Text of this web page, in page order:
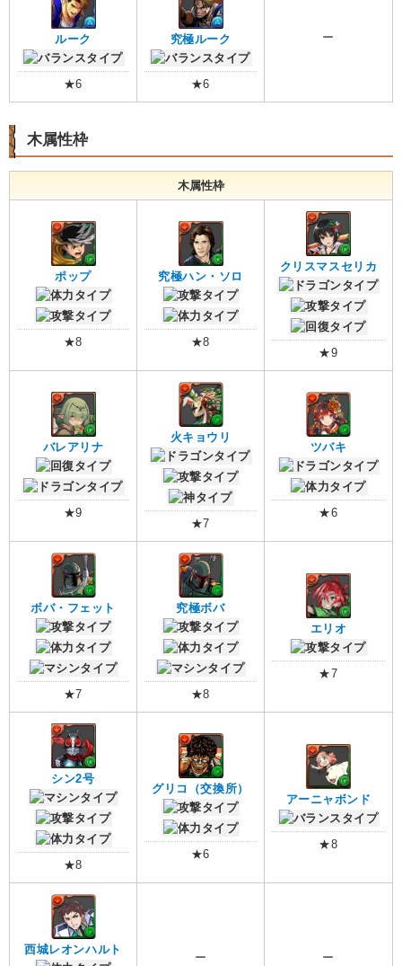
ルーク
★6
究極ルーク
★6
ー
木属性枠
木属性枠
ポップ
★8
究極ハン・ソロ
★8
クリスマスセリカ
★9
バレアリナ
★9
火キョウリ
★7
ツバキ
★6
ボバ・フェット
★7
究極ボバ
★8
エリオ
★7
シン2号
★8
グリコ（交換所）
★6
アーニャボンド
★8
西城レオンハルト
ー ー